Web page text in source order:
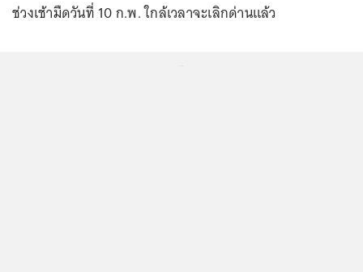
ช่วงเช้ามืดวันที่ 10 ก.พ. ใกล้เวลาจะเลิกด่านแล้ว